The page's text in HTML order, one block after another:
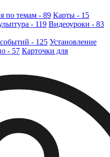
по темам - 89 Карты - 15
- 119 Видеоуроки - 83
- 125 Установление
- 57 Карточки для